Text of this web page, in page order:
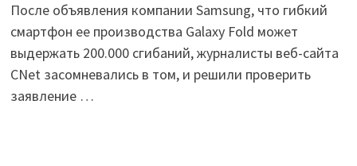
После объявления компании Samsung, что гибкий
смартфон ее производства Galaxy Fold может
выдержать 200.000 сгибаний, журналисты веб-сайта
CNet засомневались в том, и решили проверить
заявление …